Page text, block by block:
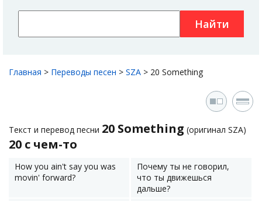
Найти
Главная > Переводы песен > SZA > 20 Something
Текст и перевод песни 20 Something (оригинал SZA)
20 с чем-то
How you ain't say you was
movin' forward?
Почему ты не говорил,
что ты движешься
дальше?